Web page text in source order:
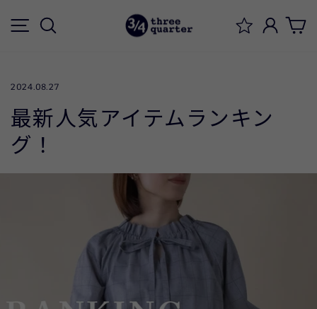
キ
す
メニュー ログイ
2024.08.27
最新人気アイテムランキン
グ！